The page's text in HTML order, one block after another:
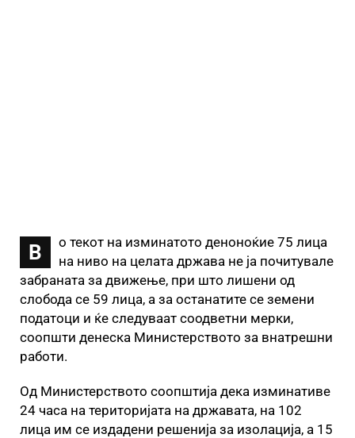
В
о текот на изминатото деноноќие 75 лица
на ниво на целата држава не ја почитувале
забраната за движење, при што лишени од
слобода се 59 лица, а за останатите се земени
податоци и ќе следуваат соодветни мерки,
соопшти денеска Министерството за внатрешни
работи.
Од Министерството соопштија дека изминативе
24 часа на територијата на државата, на 102
лица им се издадени решенија за изолација, а 15